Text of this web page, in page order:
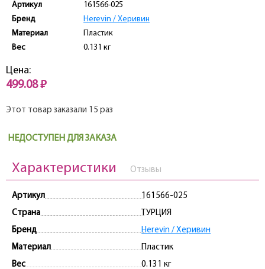
Артикул
161566-025
Бренд
Herevin / Херивин
Материал
Пластик
Вес
0.131 кг
Цена:
499.08 ₽
Этот товар заказали 15 раз
НЕДОСТУПЕН ДЛЯ ЗАКАЗА
Характеристики Отзывы
Артикул
161566-025
Страна
ТУРЦИЯ
Бренд
Herevin / Херивин
Материал
Пластик
Вес
0.131 кг